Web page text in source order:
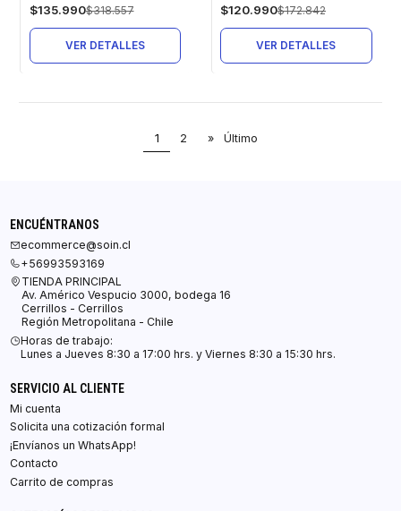
$135.990$318.557
VER DETALLES
$120.990$172.842
VER DETALLES
1 2 » Último
ENCUÉNTRANOS
ecommerce@soin.cl
+56993593169
TIENDA PRINCIPAL
Av. Américo Vespucio 3000, bodega 16
Cerrillos - Cerrillos
Región Metropolitana - Chile
Horas de trabajo:
Lunes a Jueves 8:30 a 17:00 hrs. y Viernes 8:30 a 15:30 hrs.
SERVICIO AL CLIENTE
Mi cuenta
Solicita una cotización formal
¡Envíanos un WhatsApp!
Contacto
Carrito de compras